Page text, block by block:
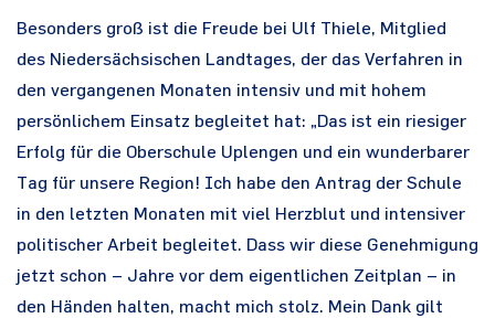
Besonders groß ist die Freude bei Ulf Thiele, Mitglied
des Niedersächsischen Landtages, der das Verfahren in
den vergangenen Monaten intensiv und mit hohem
persönlichem Einsatz begleitet hat: „Das ist ein riesiger
Erfolg für die Oberschule Uplengen und ein wunderbarer
Tag für unsere Region! Ich habe den Antrag der Schule
in den letzten Monaten mit viel Herzblut und intensiver
politischer Arbeit begleitet. Dass wir diese Genehmigung
jetzt schon – Jahre vor dem eigentlichen Zeitplan – in
den Händen halten, macht mich stolz. Mein Dank gilt